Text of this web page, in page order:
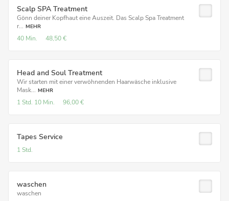
Scalp SPA Treatment
Gönn deiner Kopfhaut eine Auszeit. Das Scalp Spa Treatment
r... MEHR
40 Min. 48,50 €
Head and Soul Treatment
Wir starten mit einer verwöhnenden Haarwäsche inklusive
Mask... MEHR
1 Std. 10 Min. 96,00 €
Tapes Service
1 Std.
waschen
waschen